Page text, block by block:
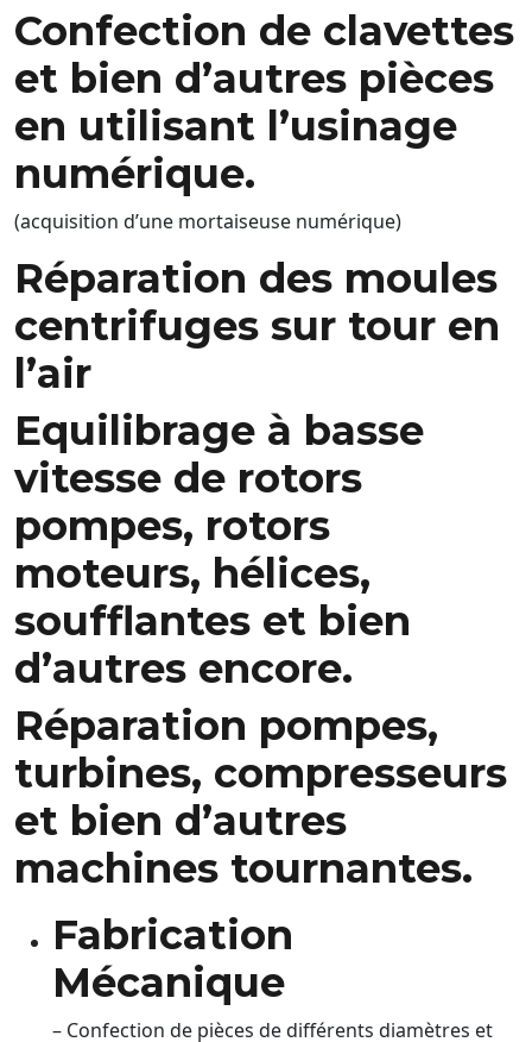
Confection de clavettes
et bien d’autres pièces
en utilisant l’usinage
numérique.
(acquisition d’une mortaiseuse numérique)
Réparation des moules
centrifuges sur tour en
l’air
Equilibrage à basse
vitesse de rotors
pompes, rotors
moteurs, hélices,
soufflantes et bien
d’autres encore.
Réparation pompes,
turbines, compresseurs
et bien d’autres
machines tournantes.
Fabrication
Mécanique
– Confection de pièces de différents diamètres et